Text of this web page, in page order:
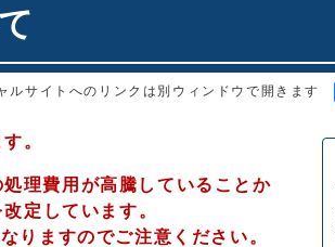
ルサイトへのリンクは別ウィンドウで開きます
。
理費用が高騰していることか
定しています。
りますのでご注意ください。